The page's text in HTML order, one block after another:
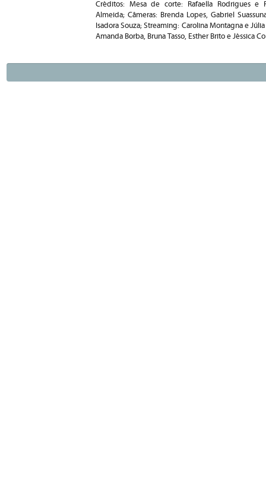
Créditos: Mesa de corte: Rafaella Rodrigues e
Almeida; Câmeras: Brenda Lopes, Gabriel
Isadora Souza; Streaming: Carolina Montagna e
Amanda Borba, Bruna Tasso, Esther Brito e Jéssica